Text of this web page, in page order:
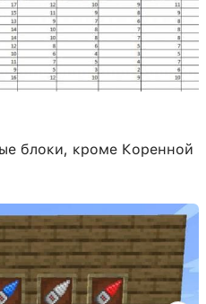
блоки, кроме Коренной